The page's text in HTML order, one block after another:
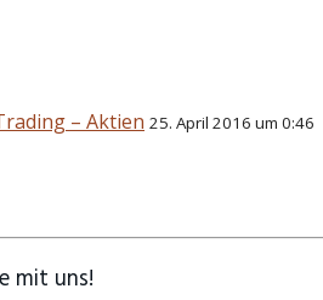
– Aktien 25. April 2016 um 0:46
mit uns!